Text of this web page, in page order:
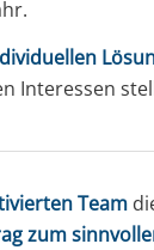
Interessen
Team
zum